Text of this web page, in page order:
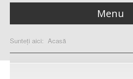
Menu
Acasa
pagina principală
Sunteți aici: Acasă